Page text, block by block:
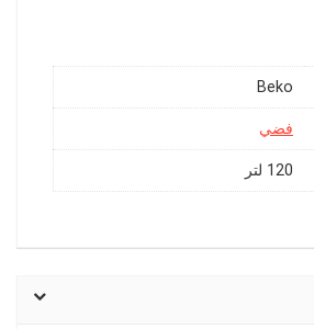
Beko
فضي
120 لتر